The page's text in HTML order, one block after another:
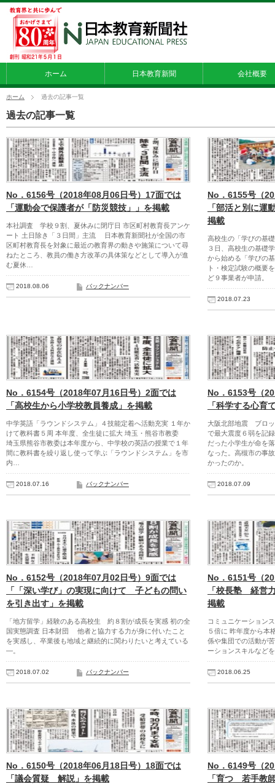
ホーム 日本教育新聞 会社概要
ホーム 過去の記事一覧
過去の記事一覧
No．6156号（2018年08月06日号）17面では
「運動会で保護者が「防災競技」」を掲載
本社調査 学校９割、夏休みに閉庁日 市区町村教育長アンケ
ート 土日除き「３日間」主流 日本教育新聞社が全国の市
区町村教育長を対象に最近の教育界の動きや施策について尋
ねたところ、教員の働き方改革の具体策などとして導入が進
む夏休…
2018.08.06 バックナンバー
No．6155号（
「部活と別に
掲載
高校生の「学びの基
３日、高校生の基礎
から始める「学びの
ト・検定試験の概要
ど９事業者が申請。
2018.07.23
No．6154号（2018年07月16日号）2面では
「高校生から小学校教員養成」を掲載
中学英語「ラウンドシステム」４技能定着へ活動充実 １年か
けて教科書５周 本年度、全生徒に拡大 埼玉・熊谷市教委
埼玉県熊谷市教委は本年度から、中学校の英語の授業で１年
間に教科書を繰り返し使って学ぶ「ラウンドシステム」を市
内…
2018.07.16 バックナンバー
No．6153号（
「科学する心育
大阪北部地震 ブロ
で最大震度６弱を記
だった小学生が命を
なった。高槻市の事
かったのか。
2018.07.09
No．6152号（2018年07月02日号）9面では
「「深い学び」の実現に向けて 子どもの問い
を引き出す」を掲載
「地方留学」経験のある高校生 約８割が成長を実感 初の全
国実態調査 日本財団 他者と協力する力が身に付いたこと
を実感し、卒業後も地域と継続的に関わりたいと考えている
―。
2018.07.02 バックナンバー
No．6151号（
「校長塾 経営
掲載
コミュニケーション
５倍に 昨年度から
係や集団での活動が
ーションスキルなど
2018.06.25
No．6150号（2018年06月18日号）18面では
「議会質疑 解説」を掲載
No．6149号（
「育つ 若手教